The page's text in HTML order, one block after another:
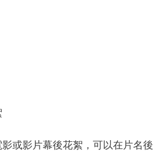
或影片幕後花絮，可以在片名後